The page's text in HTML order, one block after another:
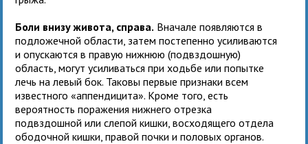
Боли внизу живота, справа. Вначале появляются в
подложечной области, затем постепенно усиливаются
и опускаются в правую нижнюю (подвздошную)
область, могут усиливаться при ходьбе или попытке
лечь на левый бок. Таковы первые признаки всем
известного «аппендицита». Кроме того, есть
вероятность поражения нижнего отрезка
подвздошной или слепой кишки, восходящего отдела
ободочной кишки, правой почки и половых органов.